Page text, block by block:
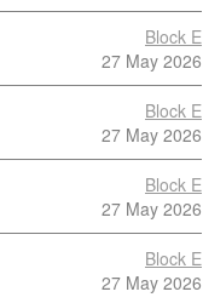
Block E
27 May 2026
Block E
27 May 2026
Block E
27 May 2026
Block E
27 May 2026